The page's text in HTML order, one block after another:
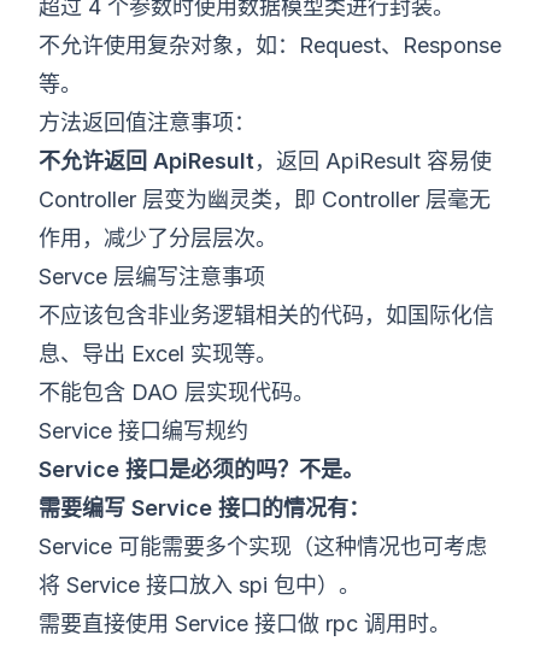
超过 4 个参数时使用数据模型类进行封装。
不允许使用复杂对象，如：Request、Response
等。
方法返回值注意事项：
不允许返回 ApiResult，返回 ApiResult 容易使
Controller 层变为幽灵类，即 Controller 层毫无
作用，减少了分层层次。
Servce 层编写注意事项
不应该包含非业务逻辑相关的代码，如国际化信
息、导出 Excel 实现等。
不能包含 DAO 层实现代码。
Service 接口编写规约
Service 接口是必须的吗？不是。
需要编写 Service 接口的情况有：
Service 可能需要多个实现（这种情况也可考虑
将 Service 接口放入 spi 包中）。
需要直接使用 Service 接口做 rpc 调用时。